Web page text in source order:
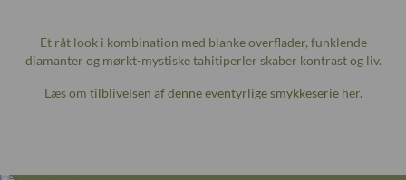
Et råt look i kombination med blanke overflader, funklende
diamanter og mørkt-mystiske tahitiperler skaber kontrast og liv.
Læs om tilblivelsen af denne eventyrlige smykkeserieher.